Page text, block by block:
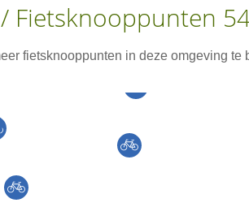
Fietsknooppunten
fietsknooppunten in deze omgeving te